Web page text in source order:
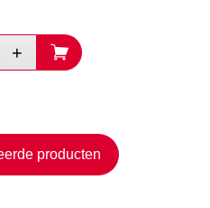
producten